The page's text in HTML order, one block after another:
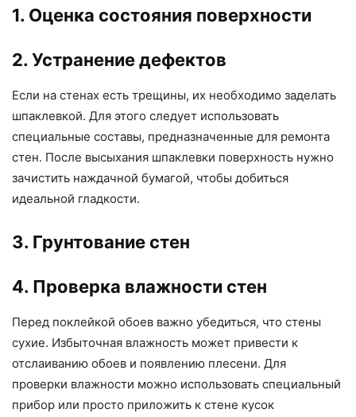
1. Оценка состояния поверхности
2. Устранение дефектов
Если на стенах есть трещины, их необходимо заделать
шпаклевкой. Для этого следует использовать
специальные составы, предназначенные для ремонта
стен. После высыхания шпаклевки поверхность нужно
зачистить наждачной бумагой, чтобы добиться
идеальной гладкости.
3. Грунтование стен
4. Проверка влажности стен
Перед поклейкой обоев важно убедиться, что стены
сухие. Избыточная влажность может привести к
отслаиванию обоев и появлению плесени. Для
проверки влажности можно использовать специальный
прибор или просто приложить к стене кусок